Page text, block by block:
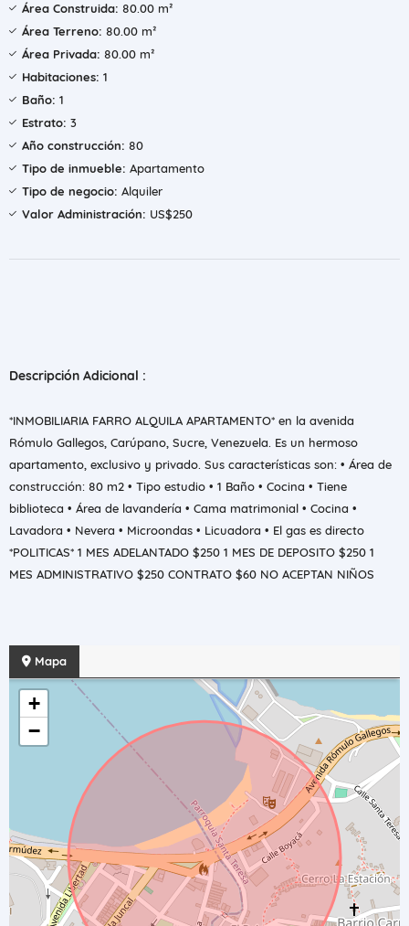
Área Construida: 80.00 m²
Área Terreno: 80.00 m²
Área Privada: 80.00 m²
Habitaciones: 1
Baño: 1
Estrato: 3
Año construcción: 80
Tipo de inmueble: Apartamento
Tipo de negocio: Alquiler
Valor Administración: US$250
Descripción Adicional :
*INMOBILIARIA FARRO ALQUILA APARTAMENTO* en la avenida
Rómulo Gallegos, Carúpano, Sucre, Venezuela. Es un hermoso
apartamento, exclusivo y privado. Sus características son: • Área de
construcción: 80 m2 • Tipo estudio • 1 Baño • Cocina • Tiene
biblioteca • Área de lavandería • Cama matrimonial • Cocina •
Lavadora • Nevera • Microondas • Licuadora • El gas es directo
*POLITICAS* 1 MES ADELANTADO $250 1 MES DE DEPOSITO $250 1
MES ADMINISTRATIVO $250 CONTRATO $60 NO ACEPTAN NIÑOS
Mapa
+
−